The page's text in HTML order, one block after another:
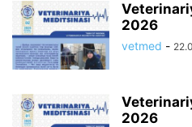
2026
vetmed -
2026